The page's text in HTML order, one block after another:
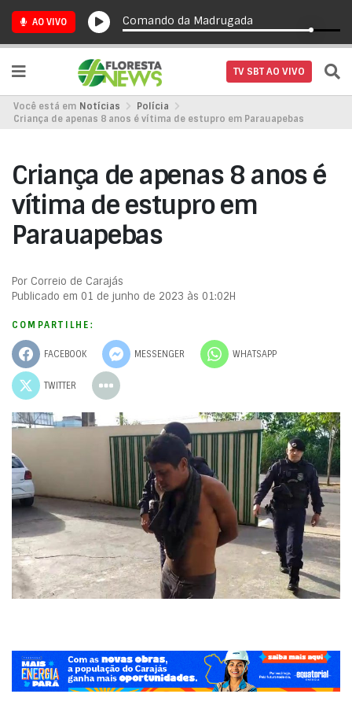
AO VIVO Comando da Madrugada
TV SBT AO VIVO
Você está em Notícias
Polícia
Criança de apenas 8 anos é vítima de estupro em Parauapebas
Criança de apenas 8 anos é
vítima de estupro em
Parauapebas
Por Correio de Carajás
Publicado em 01 de junho de 2023 às 01:02H
COMPARTILHE:
FACEBOOK MESSENGER WHATSAPP
TWITTER